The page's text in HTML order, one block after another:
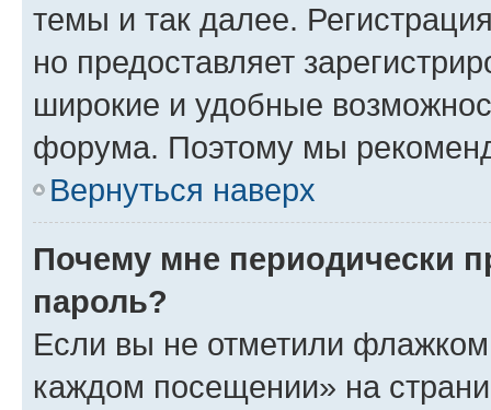
темы и так далее.
но предоставляет
широкие и удобные
форума. Поэтому мы
Вернуться наверх
Почему мне периодически
пароль?
Если вы не отметили флажком
каждом посещении» на